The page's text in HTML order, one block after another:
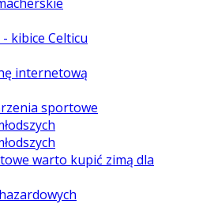
kibice Celticu
internetową
sportowe
warto kupić zimą dla